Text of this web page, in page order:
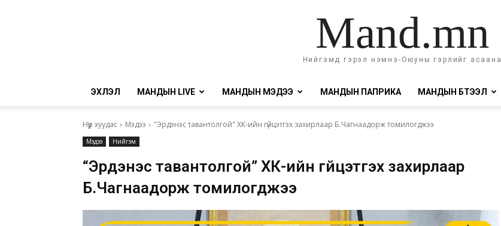
Mand.mn
Нийгэмд гэрэл нэмнэ-Оюуны гэрлийг асаана
ЭХЛЭЛ МАНДЫН LIVE МАНДЫН МЭДЭЭ МАНДЫН ПАПРИКА МАНДЫН БҮТЭЭЛ
Нүүр хуудас Мэдээ "Эрдэнэс тавантолгой" ХК-ийн гүйцэтгэх захирлаар Б.Чагнаадорж томилогджээ
Мэдээ Нийгэм
“Эрдэнэс тавантолгой” ХК-ийн гүйцэтгэх захирлаар
Б.Чагнаадорж томилогджээ